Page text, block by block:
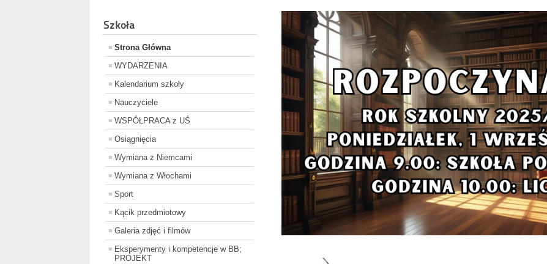
Szkoła
Strona Główna
WYDARZENIA
Kalendarium szkoły
Nauczyciele
WSPÓŁPRACA z UŚ
Osiągnięcia
Wymiana z Niemcami
Wymiana z Włochami
Sport
Kącik przedmiotowy
Galeria zdjęć i filmów
Eksperymenty i kompetencje w BB;
PROJEKT